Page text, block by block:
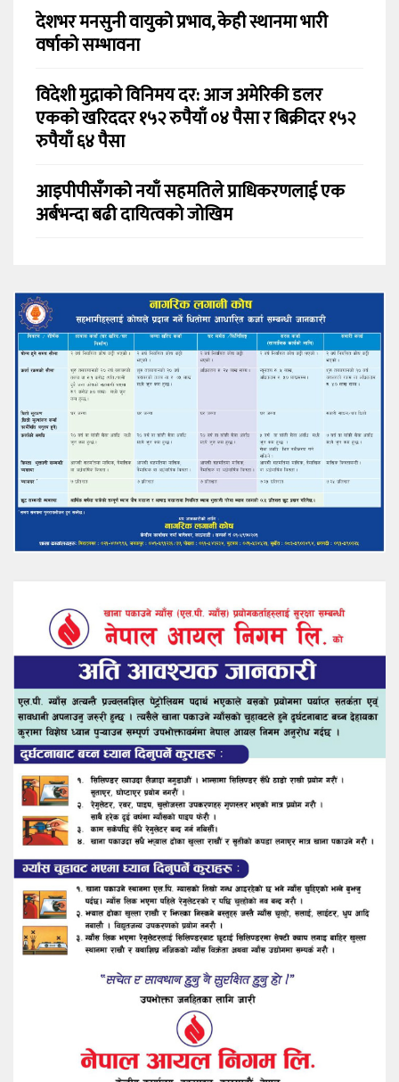
देशभर मनसुनी वायुको प्रभाव, केही स्थानमा भारी
वर्षाको सम्भावना
विदेशी मुद्राको विनिमय दर: आज अमेरिकी डलर
एकको खरिददर १५२ रुपैयाँ ०४ पैसा र बिक्रीदर १५२
रुपैयाँ ६४ पैसा
आइपीपीसँगको नयाँ सहमतिले प्राधिकरणलाई एक
अर्बभन्दा बढी दायित्वको जोखिम